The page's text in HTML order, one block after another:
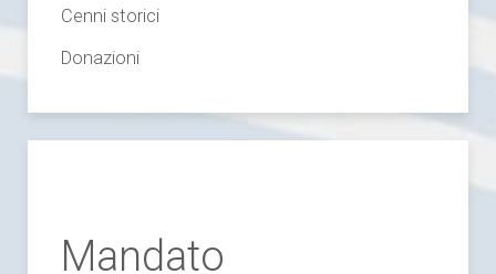
Mandato
Cenni storici
Donazioni